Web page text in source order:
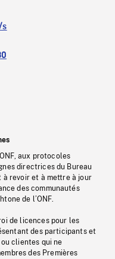
s
aux protocoles
directrices du Bureau
à revoir et à mettre à jour
des communautés
de l’ONF.
de licences pour les
des participants et
clientes qui ne
des Premières